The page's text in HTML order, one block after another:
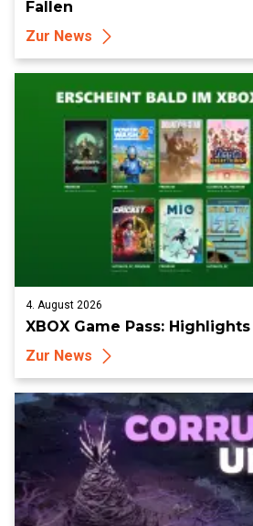
Fallen
Zur News
4. August 2026
XBOX Game Pass:
Zur News